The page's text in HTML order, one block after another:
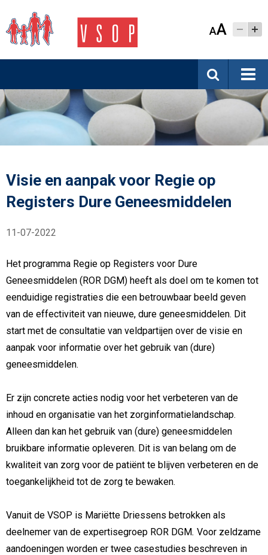
AA
Visie en aanpak voor Regie op
Registers Dure Geneesmiddelen
11-07-2022
Het programma Regie op Registers voor Dure
Geneesmiddelen (ROR DGM) heeft als doel om te komen tot
eenduidige registraties die een betrouwbaar beeld geven
van de effectiviteit van nieuwe, dure geneesmiddelen. Dit
start met de consultatie van veldpartijen over de visie en
aanpak voor informatie over het gebruik van (dure)
geneesmiddelen.
Er zijn concrete acties nodig voor het verbeteren van de
inhoud en organisatie van het zorginformatielandschap.
Alleen dan kan het gebruik van (dure) geneesmiddelen
bruikbare informatie opleveren. Dit is van belang om de
kwaliteit van zorg voor de patiënt te blijven verbeteren en de
toegankelijkheid tot de zorg te bewaken.
Vanuit de VSOP is Mariëtte Driessens betrokken als
deelnemer van de expertisegroep ROR DGM. Voor zeldzame
aandoeningen worden er twee casestudies beschreven in